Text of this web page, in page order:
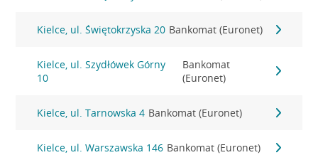
Kielce, ul. Świętokrzyska 20 Bankomat (Euronet)
Kielce, ul. Szydłówek Górny
10
Bankomat
(Euronet)
Kielce, ul. Tarnowska 4 Bankomat (Euronet)
Kielce, ul. Warszawska 146 Bankomat (Euronet)